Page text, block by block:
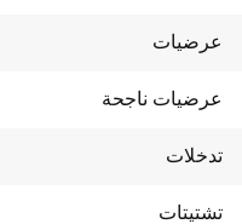
عرضيات
عرضيات ناجحة
تدخلات
تشتيتات